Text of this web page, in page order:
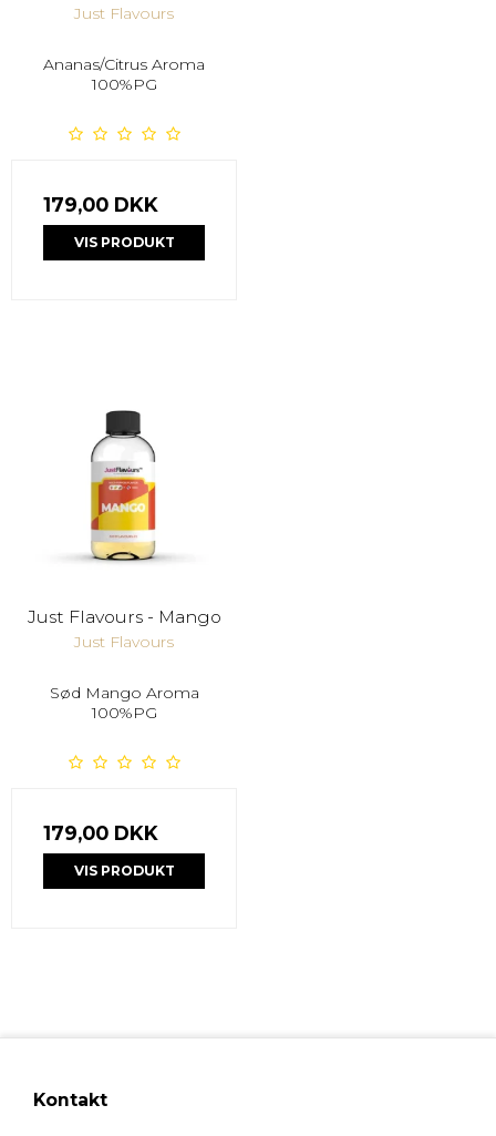
Just Flavours
Ananas/Citrus Aroma
100%PG
179,00 DKK
VIS PRODUKT
Just Flavours - Mango
Just Flavours
Sød Mango Aroma
100%PG
179,00 DKK
VIS PRODUKT
Kontakt